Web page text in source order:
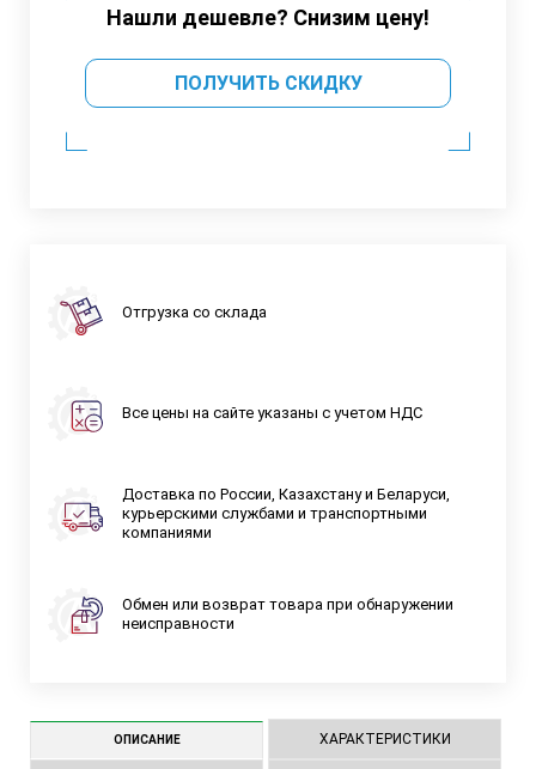
Нашли дешевле? Снизим цену!
ПОЛУЧИТЬ СКИДКУ
Отгрузка со склада
Все цены на сайте указаны с учетом НДС
Доставка по России, Казахстану и Беларуси,
курьерскими службами и транспортными
компаниями
Обмен или возврат товара при обнаружении
неисправности
ОПИСАНИЕ ХАРАКТЕРИСТИКИ